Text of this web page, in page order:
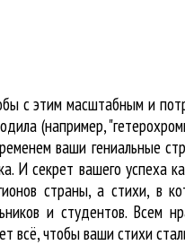
с этим масштабным и
(например,
ваши гениальные
И секрет вашего успеха
страны, а стихи, в
и студентов. Всем
всё, чтобы ваши стихи